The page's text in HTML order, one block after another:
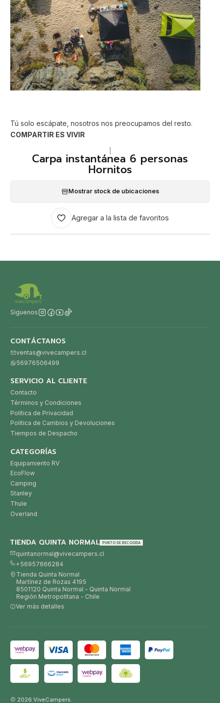
Tú solo escápate, nosotros nos preocupamos del resto.
COMPARTIR ES VIVIR
Carpa instantánea 6 personas
Hornitos
Mostrar stock de ubicaciones
Agregar a la lista de favoritos
Síguenos
CONTÁCTANOS
ventas@vivecampers.cl
56976506499
SERVICIO AL CLIENTE
Contacto
Términos y Condiciones
Política de Privacidad
Política de Cambios y Devoluciones
Tiempos de Despacho
CATEGORÍAS
Equipamiento RV
EcoFlow
Camping
Stanley
Thule
Overland
TIENDA QUINTA NORMAL PUNTO DE RECOGIDA
quintanormal@vivecampers.cl
+56957666284
Tienda Quinta Normal
Martínez de Rozas 4195
8501120 Quinta Normal - Quinta Normal
Región Metropolitana - Chile
Ver más detalles
2026 ViveCampers.